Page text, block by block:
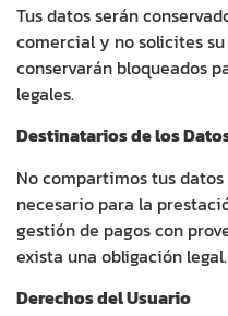
Tus datos serán
comercial y no solicites
conservarán bloqueados
legales.
Destinatarios de los
No compartimos tus
necesario para la
gestión de pagos con
exista una obligación legal.
Derechos del Usuario